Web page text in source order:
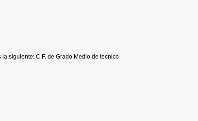
siguiente: C.F. de Grado Medio de técnico